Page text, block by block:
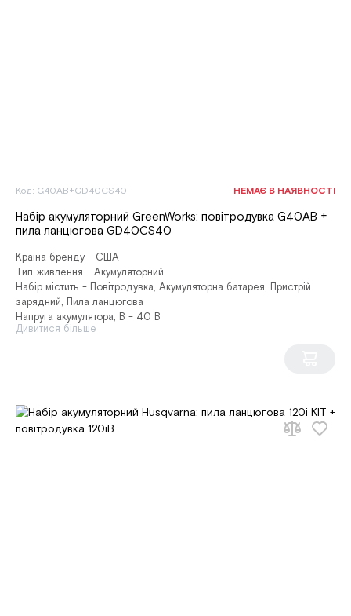
Код: G40AB+GD40CS40 НЕМАЄ В НАЯВНОСТІ
Набір акумуляторний GreenWorks: повітродувка G40AB +
пила ланцюгова GD40CS40
Країна бренду - США
Тип живлення - Акумуляторний
Набір містить - Повітродувка, Акумуляторна батарея, Пристрій
зарядний, Пила ланцюгова
Напруга акумулятора, В - 40 В
Дивитися більше